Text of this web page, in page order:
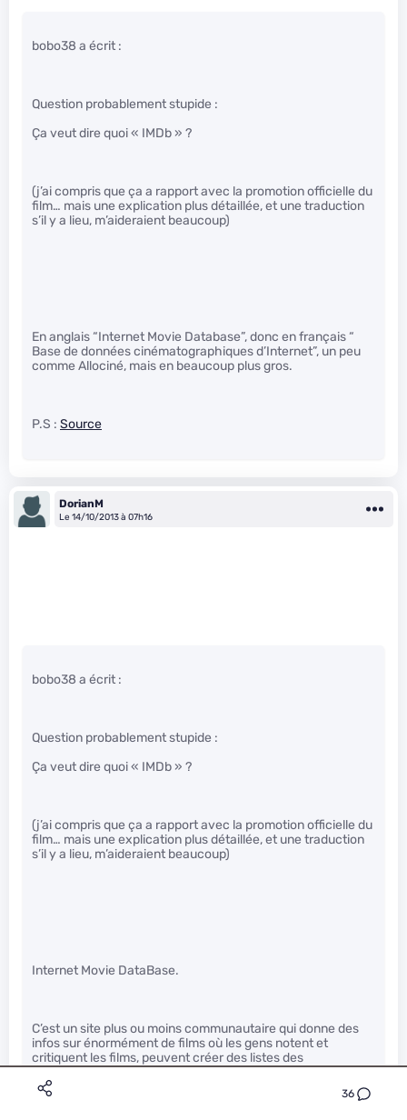
36
bobo38 a écrit :
Question probablement stupide :
Ça veut dire quoi « IMDb » ?
(j’ai compris que ça a rapport avec la promotion officielle du
film… mais une explication plus détaillée, et une traduction
s’il y a lieu, m’aideraient beaucoup)
En anglais “Internet Movie Database”, donc en français “
Base de données cinématographiques d’Internet”, un peu
comme Allociné, mais en beaucoup plus gros.
P.S : Source
DorianM
Le 14/10/2013 à 07h16
bobo38 a écrit :
Question probablement stupide :
Ça veut dire quoi « IMDb » ?
(j’ai compris que ça a rapport avec la promotion officielle du
film… mais une explication plus détaillée, et une traduction
s’il y a lieu, m’aideraient beaucoup)
Internet Movie DataBase.
C’est un site plus ou moins communautaire qui donne des
infos sur énormément de films où les gens notent et
critiquent les films, peuvent créer des listes des
films/acteurs/réalisateurs/…